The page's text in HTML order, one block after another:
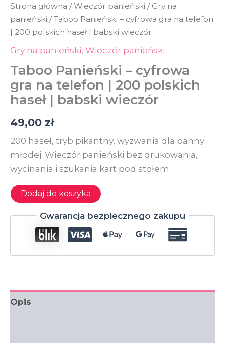
Strona główna /Wieczór panieński / Gry na
panieński / Taboo Panieński – cyfrowa gra na telefon
| 200 polskich haseł | babski wieczór
Gry na panieński, Wieczór panieński
Taboo Panieński – cyfrowa
gra na telefon | 200 polskich
haseł | babski wieczór
49,00 zł
200 haseł, tryb pikantny, wyzwania dla panny
młodej. Wieczór panieński bez drukowania,
wycinania i szukania kart pod stołem.
ilość
Taboo
-
cyfrowa
polskich
haseł
Dodaj do koszyka
Gwarancja bezpiecznego zakupu
Opis